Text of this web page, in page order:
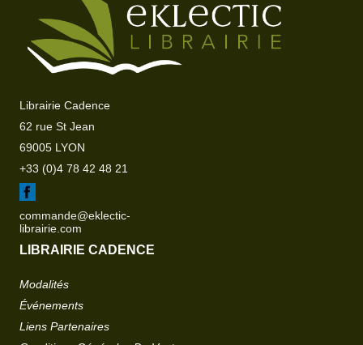
Librairie Cadence
62 rue St Jean
69005 LYON
+33 (0)4 78 42 48 21
commande@eklectic-
librairie.com
LIBRAIRIE CADENCE
Modalités
Événements
Liens Partenaires